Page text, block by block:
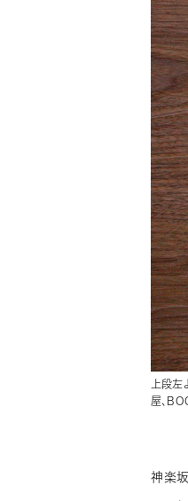
上段
屋、
神楽坂